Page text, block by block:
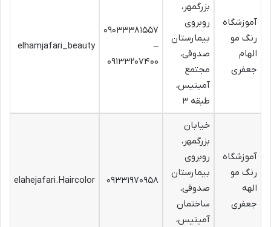
آموزشگاه
رنگ مو
الهام
جعفری
بزرگمهر،
روبروی
بیمارستان
صدوقی،
مجتمع
آمیتیس،
طبقه ۳
۰۹۰۳۳۳۸۱۵۵۷
–
۰۹۱۳۳۲۰۷۴۰۰
elhamjafari_beauty
آموزشگاه
رنگ مو
الهه
جعفری
خیابان
بزرگمهر،
روبروی
بیمارستان
صدوقی،
ساختمان
آمیتیس،
۰۹۳۳۱۹۷۰۹۵۸ elahejafari.Haircolor